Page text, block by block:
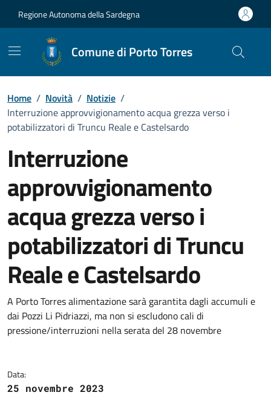
Regione Autonoma della Sardegna
Comune di Porto Torres
Home / Novità / Notizie /
Interruzione approvvigionamento acqua grezza verso i
potabilizzatori di Truncu Reale e Castelsardo
Interruzione
approvvigionamento
acqua grezza verso i
potabilizzatori di Truncu
Reale e Castelsardo
Dettagli della notizia
A Porto Torres alimentazione sarà garantita dagli accumuli e
dai Pozzi Li Pidriazzi, ma non si escludono cali di
pressione/interruzioni nella serata del 28 novembre
Data:
25 novembre 2023